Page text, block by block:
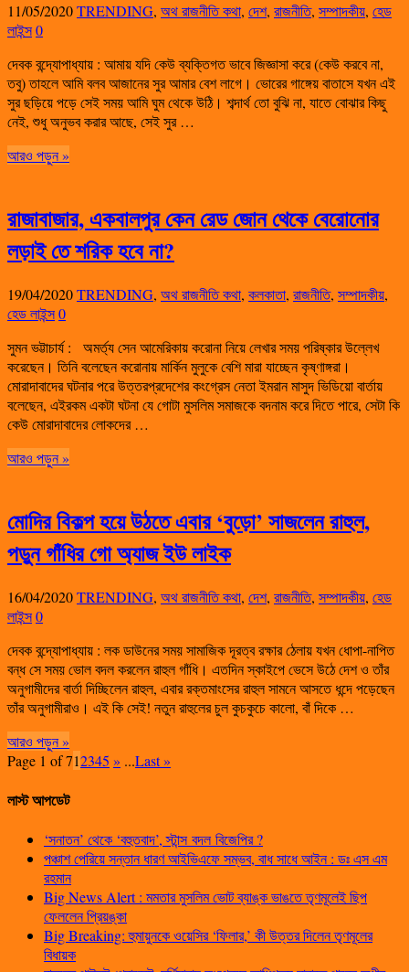
11/05/2020TRENDING, অথ রাজনীতি কথা, দেশ, রাজনীতি, সম্পাদকীয়, হেড
লাইন্স0
দেবক বন্দ্যোপাধ্যায় : আমায় যদি কেউ ব্যক্তিগত ভাবে জিজ্ঞাসা করে (কেউ করবে না,
তবু) তাহলে আমি বলব আজানের সুর আমার বেশ লাগে। ভোরের গাঙ্গেয় বাতাসে যখন এই
সুর ছড়িয়ে পড়ে সেই সময় আমি ঘুম থেকে উঠি। শব্দার্থ তো বুঝি না, যাতে বোঝার কিছু
নেই, শুধু অনুভব করার আছে, সেই সুর …
আরও পড়ুন »
রাজাবাজার, একবালপুর কেন রেড জোন থেকে বেরোনোর
লড়াই তে শরিক হবে না?
19/04/2020TRENDING, অথ রাজনীতি কথা, কলকাতা, রাজনীতি, সম্পাদকীয়,
হেড লাইন্স0
সুমন ভট্টাচার্য : অমর্ত্য সেন আমেরিকায় করোনা নিয়ে লেখার সময় পরিষ্কার উল্লেখ
করেছেন। তিনি বলেছেন করোনায় মার্কিন মুলুকে বেশি মারা যাচ্ছেন কৃষ্ণাঙ্গরা।
মোরাদাবাদের ঘটনার পরে উত্তরপ্রদেশের কংগ্রেস নেতা ইমরান মাসুদ ভিডিয়ো বার্তায়
বলেছেন, এইরকম একটা ঘটনা যে গোটা মুসলিম সমাজকে বদনাম করে দিতে পারে, সেটা কি
কেউ মোরাদাবাদের লোকদের …
আরও পড়ুন »
মোদির বিকল্প হয়ে উঠতে এবার ‘বুড়ো’ সাজলেন রাহুল,
পড়ুন গাঁধির গো অ্যাজ ইউ লাইক
16/04/2020TRENDING, অথ রাজনীতি কথা, দেশ, রাজনীতি, সম্পাদকীয়, হেড
লাইন্স0
দেবক বন্দ্যোপাধ্যায় : লক ডাউনের সময় সামাজিক দূরত্ব রক্ষার ঠেলায় যখন ধোপা-নাপিত
বন্ধ সে সময় ভোল বদল করলেন রাহুল গাঁধি। এতদিন স্কাইপে ভেসে উঠে দেশ ও তাঁর
অনুগামীদের বার্তা দিচ্ছিলেন রাহুল, এবার রক্তমাংসের রাহুল সামনে আসতে ধন্দে পড়েছেন
তাঁর অনুগামীরাও। এই কি সেই! নতুন রাহুলের চুল কুচকুচে কালো, বাঁ দিকে …
আরও পড়ুন »
Page 1 of 712345 » ...Last »
লাস্ট আপডেট
‘সনাতন’ থেকে ‘বহুতবাদ’, স্টান্স বদল বিজেপির ?
পঞ্চাশ পেরিয়ে সন্তান ধারণ আইভিএফে সম্ভব, বাধ সাধে আইন : ডঃ এস এম
রহমান
Big News Alert : মমতার মুসলিম ভোট ব্যাঙ্ক ভাঙতে তৃণমূলেই ছিপ
ফেললেন প্রিয়ঙ্কা
Big Breaking: হুমায়ুনকে ওয়েসির ‘ফিলার,’ কী উত্তর দিলেন তৃণমূলের
বিধায়ক